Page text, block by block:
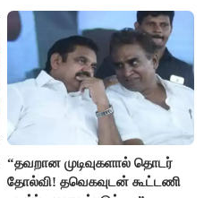
“தவறான முடிவுகளால் தொடர்
தோல்வி! தவெகவுடன் கூட்டணி